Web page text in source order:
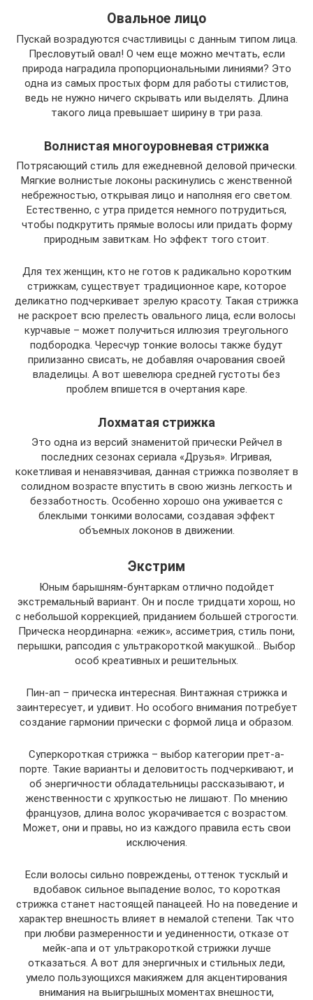
Овальное лицо
Пускай возрадуются счастливицы с данным типом лица.
Пресловутый овал! О чем еще можно мечтать, если
природа наградила пропорциональными линиями? Это
одна из самых простых форм для работы стилистов,
ведь не нужно ничего скрывать или выделять. Длина
такого лица превышает ширину в три раза.
Волнистая многоуровневая стрижка
Потрясающий стиль для ежедневной деловой прически.
Мягкие волнистые локоны раскинулись с женственной
небрежностью, открывая лицо и наполняя его светом.
Естественно, с утра придется немного потрудиться,
чтобы подкрутить прямые волосы или придать форму
природным завиткам. Но эффект того стоит.
Для тех женщин, кто не готов к радикально коротким
стрижкам, существует традиционное каре, которое
деликатно подчеркивает зрелую красоту. Такая стрижка
не раскроет всю прелесть овального лица, если волосы
курчавые – может получиться иллюзия треугольного
подбородка. Чересчур тонкие волосы также будут
прилизанно свисать, не добавляя очарования своей
владелицы. А вот шевелюра средней густоты без
проблем впишется в очертания каре.
Лохматая стрижка
Это одна из версий знаменитой прически Рейчел в
последних сезонах сериала «Друзья». Игривая,
кокетливая и ненавязчивая, данная стрижка позволяет в
солидном возрасте впустить в свою жизнь легкость и
беззаботность. Особенно хорошо она уживается с
блеклыми тонкими волосами, создавая эффект
объемных локонов в движении.
Экстрим
Юным барышням-бунтаркам отлично подойдет
экстремальный вариант. Он и после тридцати хорош, но
с небольшой коррекцией, приданием большей строгости.
Прическа неординарна: «ежик», ассиметрия, стиль пони,
перышки, рапсодия с ультракороткой макушкой… Выбор
особ креативных и решительных.
Пин-ап – прическа интересная. Винтажная стрижка и
заинтересует, и удивит. Но особого внимания потребует
создание гармонии прически с формой лица и образом.
Суперкороткая стрижка – выбор категории прет-а-
порте. Такие варианты и деловитость подчеркивают, и
об энергичности обладательницы рассказывают, и
женственности с хрупкостью не лишают. По мнению
французов, длина волос укорачивается с возрастом.
Может, они и правы, но из каждого правила есть свои
исключения.
Если волосы сильно повреждены, оттенок тусклый и
вдобавок сильное выпадение волос, то короткая
стрижка станет настоящей панацеей. Но на поведение и
характер внешность влияет в немалой степени. Так что
при любви размеренности и уединенности, отказе от
мейк-апа и от ультракороткой стрижки лучше
отказаться. А вот для энергичных и стильных леди,
умело пользующихся макияжем для акцентирования
внимания на выигрышных моментах внешности,